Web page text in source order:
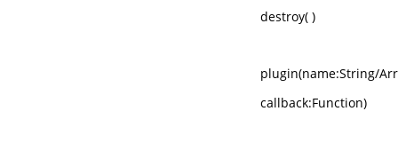
destroy( )
plugin(name:String/
callback:Function)